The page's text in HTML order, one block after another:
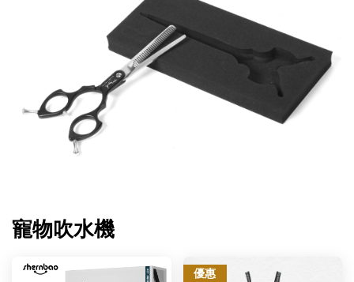
寵物吹水機
優惠